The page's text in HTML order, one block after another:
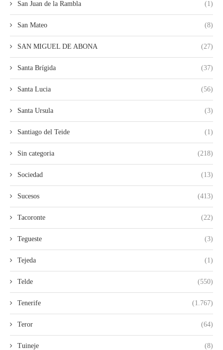
San Juan de la Rambla (1)
San Mateo (8)
SAN MIGUEL DE ABONA (27)
Santa Brígida (37)
Santa Lucia (56)
Santa Ursula (3)
Santiago del Teide (1)
Sin categoria (218)
Sociedad (13)
Sucesos (413)
Tacoronte (22)
Tegueste (3)
Tejeda (1)
Telde (550)
Tenerife (1.767)
Teror (64)
Tuineje (8)